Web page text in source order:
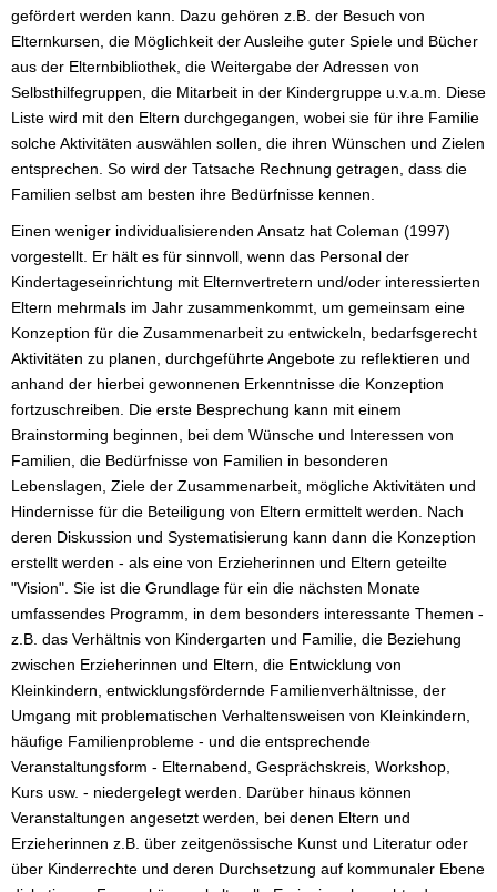
gefördert werden kann. Dazu gehören z.B. der Besuch von
Elternkursen, die Möglichkeit der Ausleihe guter Spiele und Bücher
aus der Elternbibliothek, die Weitergabe der Adressen von
Selbsthilfegruppen, die Mitarbeit in der Kindergruppe u.v.a.m. Diese
Liste wird mit den Eltern durchgegangen, wobei sie für ihre Familie
solche Aktivitäten auswählen sollen, die ihren Wünschen und Zielen
entsprechen. So wird der Tatsache Rechnung getragen, dass die
Familien selbst am besten ihre Bedürfnisse kennen.
Einen weniger individualisierenden Ansatz hat Coleman (1997)
vorgestellt. Er hält es für sinnvoll, wenn das Personal der
Kindertageseinrichtung mit Elternvertretern und/oder interessierten
Eltern mehrmals im Jahr zusammenkommt, um gemeinsam eine
Konzeption für die Zusammenarbeit zu entwickeln, bedarfsgerecht
Aktivitäten zu planen, durchgeführte Angebote zu reflektieren und
anhand der hierbei gewonnenen Erkenntnisse die Konzeption
fortzuschreiben. Die erste Besprechung kann mit einem
Brainstorming beginnen, bei dem Wünsche und Interessen von
Familien, die Bedürfnisse von Familien in besonderen
Lebenslagen, Ziele der Zusammenarbeit, mögliche Aktivitäten und
Hindernisse für die Beteiligung von Eltern ermittelt werden. Nach
deren Diskussion und Systematisierung kann dann die Konzeption
erstellt werden - als eine von Erzieherinnen und Eltern geteilte
"Vision". Sie ist die Grundlage für ein die nächsten Monate
umfassendes Programm, in dem besonders interessante Themen -
z.B. das Verhältnis von Kindergarten und Familie, die Beziehung
zwischen Erzieherinnen und Eltern, die Entwicklung von
Kleinkindern, entwicklungsfördernde Familienverhältnisse, der
Umgang mit problematischen Verhaltensweisen von Kleinkindern,
häufige Familienprobleme - und die entsprechende
Veranstaltungsform - Elternabend, Gesprächskreis, Workshop,
Kurs usw. - niedergelegt werden. Darüber hinaus können
Veranstaltungen angesetzt werden, bei denen Eltern und
Erzieherinnen z.B. über zeitgenössische Kunst und Literatur oder
über Kinderrechte und deren Durchsetzung auf kommunaler Ebene